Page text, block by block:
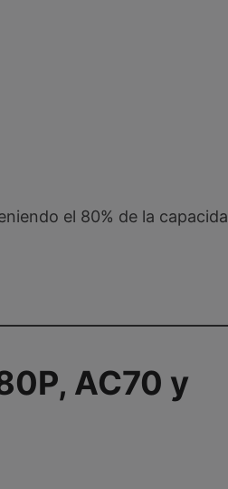
el 80% de la
AC70 y